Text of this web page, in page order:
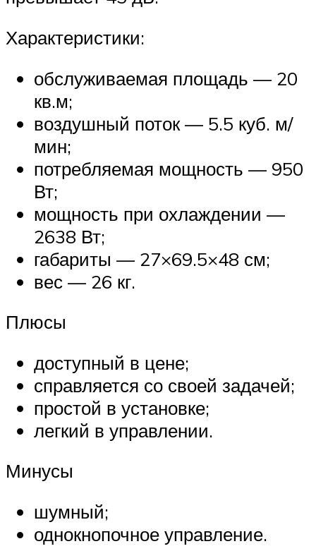
Характеристики:
обслуживаемая площадь — 20
кв.м;
воздушный поток — 5.5 куб. м/
мин;
потребляемая мощность — 950
Вт;
мощность при охлаждении —
2638 Вт;
габариты — 27×69.5×48 см;
вес — 26 кг.
Плюсы
доступный в цене;
справляется со своей задачей;
простой в установке;
легкий в управлении.
Минусы
шумный;
однокнопочное управление.